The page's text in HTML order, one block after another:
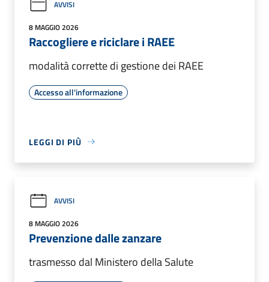
AVVISI
8 MAGGIO 2026
Raccogliere e riciclare i RAEE
modalità corrette di gestione dei RAEE
Accesso all'informazione
LEGGI DI PIÙ
AVVISI
8 MAGGIO 2026
Prevenzione dalle zanzare
trasmesso dal Ministero della Salute